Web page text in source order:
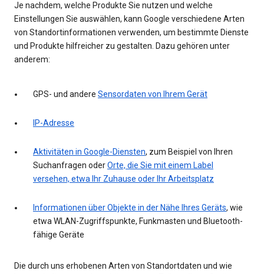
Je nachdem, welche Produkte Sie nutzen und welche
Einstellungen Sie auswählen, kann Google verschiedene Arten
von Standortinformationen verwenden, um bestimmte Dienste
und Produkte hilfreicher zu gestalten. Dazu gehören unter
anderem:
GPS- und andere Sensordaten von Ihrem Gerät
IP-Adresse
Aktivitäten in Google-Diensten, zum Beispiel von Ihren
Suchanfragen oderOrte, die Sie mit einem Label
versehen, etwa Ihr Zuhause oder Ihr Arbeitsplatz
Informationen über Objekte in der Nähe Ihres Geräts, wie
etwa WLAN-Zugriffspunkte, Funkmasten und Bluetooth-
fähige Geräte
Die durch uns erhobenen Arten von Standortdaten und wie